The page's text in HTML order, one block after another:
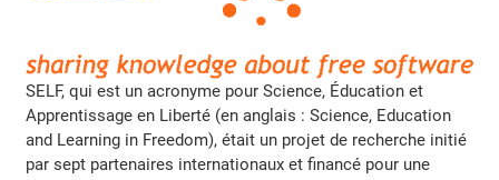
SELF, qui est un acronyme pour Science, Éducation et
Apprentissage en Liberté (en anglais : Science, Education
and Learning in Freedom), était un projet de recherche initié
par sept partenaires internationaux et financé pour une